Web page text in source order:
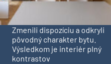
Zmenili dispozíciu a odkryli
pôvodný charakter bytu.
Výsledkom je interiér plný
kontrastov